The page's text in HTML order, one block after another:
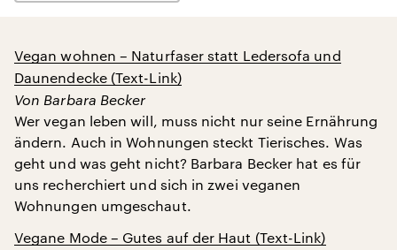
Vegan wohnen – Naturfaser statt Ledersofa und
Daunendecke (Text-Link)
Von Barbara Becker
Wer vegan leben will, muss nicht nur seine Ernährung
ändern. Auch in Wohnungen steckt Tierisches. Was
geht und was geht nicht? Barbara Becker hat es für
uns recherchiert und sich in zwei veganen
Wohnungen umgeschaut.
Vegane Mode – Gutes auf der Haut (Text-Link)